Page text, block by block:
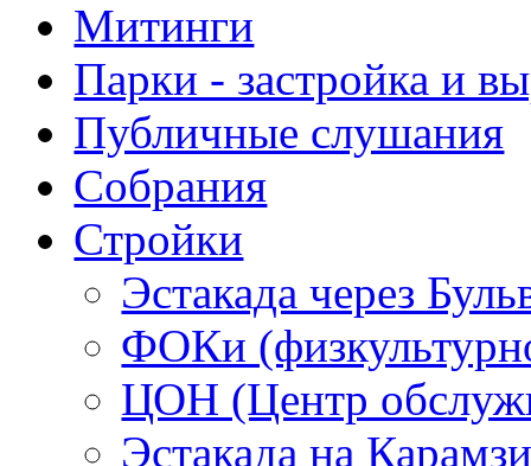
Митинги
Парки - застройка и
Публичные слушания
Собрания
Стройки
Эстакада через
ФОКи
ЦОН (Центр
Эстакада на